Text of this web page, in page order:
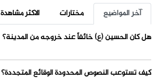
آخر المواضيع مختارات
الاكثر مشاهدة
هل كان الحسين (ع) خائفاً عند خروجه من المدينة؟
كيف تستوعب النصوص المحدودة الوقائع المتجددة؟